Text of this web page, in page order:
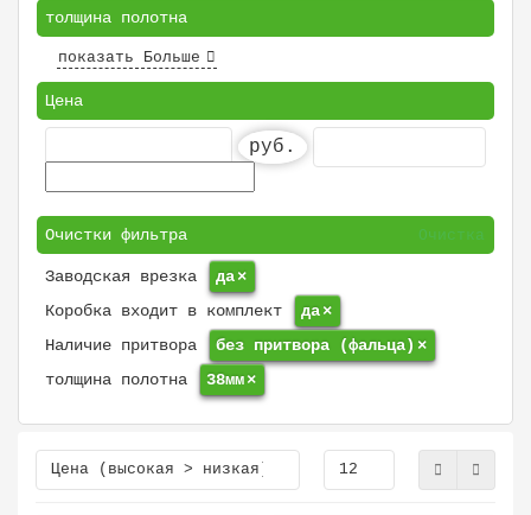
толщина полотна
показать Больше
Цена
руб.
Очистки фильтра Очистка
Заводская врезка да×
Коробка входит в комплект
да×
Наличие притвора
без притвора (фальца) ×
толщина полотна
38мм×